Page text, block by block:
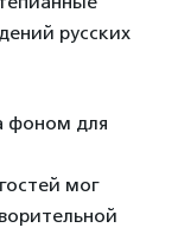
русских
фоном для
мог